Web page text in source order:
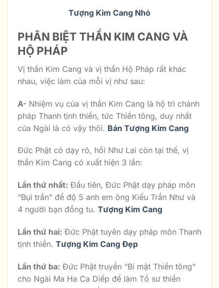
Tượng Kim Cang Nhỏ
PHÂN BIỆT THẦN KIM CANG VÀ
HỘ PHÁP
Vị thần Kim Cang và vị thần Hộ Pháp rất khác
nhau, việc làm của mỗi vị như sau:
A- Nhiệm vụ của vị thần Kim Cang là hộ trì chánh
pháp Thanh tịnh thiền, tức Thiền tông, duy nhất
của Ngài là có vậy thôi. Bán Tượng Kim Cang
Đức Phật có dạy rõ, hồi Như Lai còn tại thế, vị
thần Kim Cang có xuất hiện 3 lần:
Lần thứ nhất: Đầu tiên, Đức Phật dạy pháp môn
“Bụi trần” để độ 5 anh em ông Kiều Trần Như và
4 người bạn đồng tu. Tượng Kim Cang
Lần thứ hai: Đức Phật tuyên dạy pháp môn Thanh
tịnh thiền. Tượng Kim Cang Đẹp
Lần thứ ba: Đức Phật truyền “Bí mật Thiền tông”
cho Ngài Ma Ha Ca Diếp để làm Tổ sư thiền